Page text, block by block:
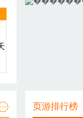
页游排行榜